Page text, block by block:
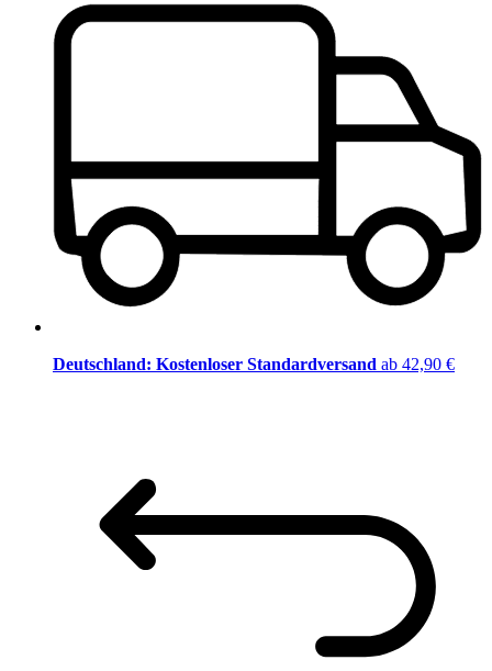
Deutschland: Kostenloser Standardversand ab 42,90 €